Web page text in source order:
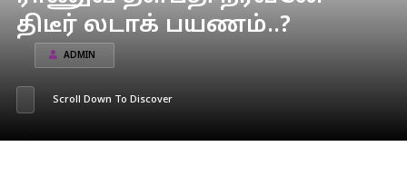
திடீர் லடாக் பயணம்..?
ADMIN
Scroll Down To Discover